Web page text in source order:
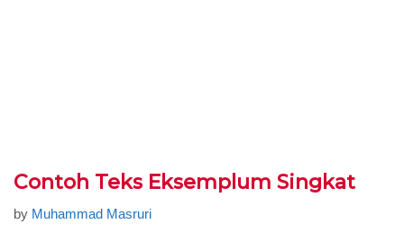
Contoh Teks Eksemplum Singkat
by Muhammad Masruri